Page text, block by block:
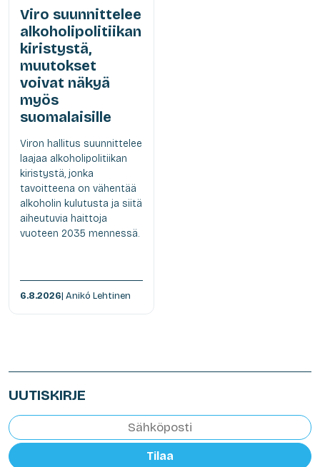
Viro suunnittelee
alkoholipolitiikan
kiristystä,
muutokset
voivat näkyä
myös
suomalaisille
Viron hallitus suunnittelee
laajaa alkoholipolitiikan
kiristystä, jonka
tavoitteena on vähentää
alkoholin kulutusta ja siitä
aiheutuvia haittoja
vuoteen 2035 mennessä.
6.8.2026| Anikó Lehtinen
UUTISKIRJE
Tilaa